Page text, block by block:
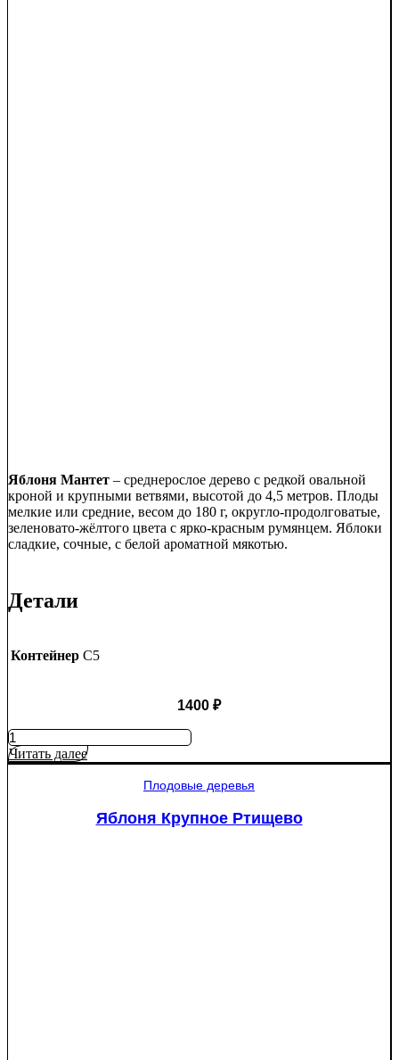
Яблоня Мантет – среднерослое дерево с редкой овальной
кроной и крупными ветвями, высотой до 4,5 метров. Плоды
мелкие или средние, весом до 180 г, округло-продолговатые,
зеленовато-жёлтого цвета с ярко-красным румянцем. Яблоки
сладкие, сочные, с белой ароматной мякотью.
Детали
Контейнер C5
1400 ₽
Количество
товара
Яблоня
Читать далее
Плодовые деревья
Яблоня Крупное Ртищево